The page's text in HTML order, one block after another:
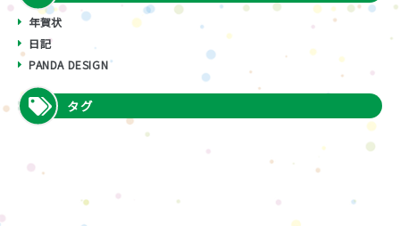
年賀状
日記
PANDA DESIGN
タグ